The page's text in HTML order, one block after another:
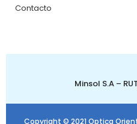
Contacto
Minsol S.A –
Copyright © 2021 Optica